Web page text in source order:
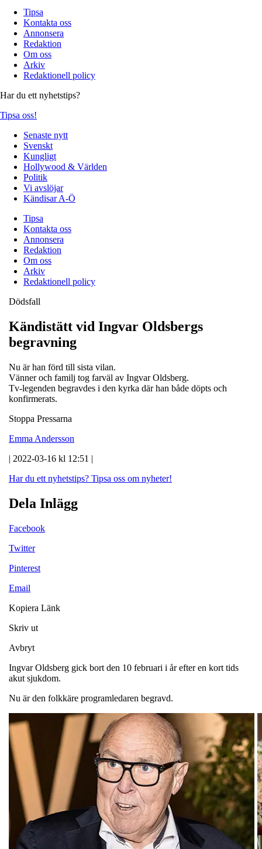
Tipsa
Kontakta oss
Annonsera
Redaktion
Om oss
Arkiv
Redaktionell policy
Har du ett nyhetstips?
Tipsa oss!
Senaste nytt
Svenskt
Kungligt
Hollywood & Världen
Politik
Vi avslöjar
Kändisar A-Ö
Tipsa
Kontakta oss
Annonsera
Redaktion
Om oss
Arkiv
Redaktionell policy
Dödsfall
Kändistätt vid Ingvar Oldsbergs
begravning
Nu är han förd till sista vilan.
Vänner och familj tog farväl av Ingvar Oldsberg.
Tv-legenden begravdes i den kyrka där han både döpts och
konfirmerats.
Stoppa Pressarna
Emma Andersson
| 2022-03-16 kl 12:51 |
Har du ett nyhetstips? Tipsa oss om nyheter!
Dela Inlägg
Facebook
Twitter
Pinterest
Email
Kopiera Länk
Skriv ut
Avbryt
Ingvar Oldsberg gick bort den 10 februari i år efter en kort tids
akut sjukdom.
Nu är den folkkäre programledaren begravd.